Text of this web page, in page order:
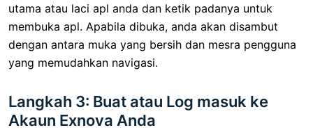
utama atau laci apl anda dan ketik padanya untuk
membuka apl. Apabila dibuka, anda akan disambut
dengan antara muka yang bersih dan mesra pengguna
yang memudahkan navigasi.
Langkah 3: Buat atau Log masuk ke
Akaun Exnova Anda